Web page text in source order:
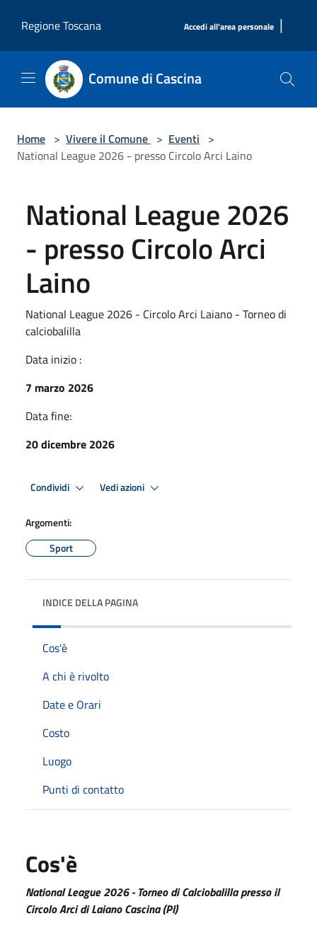
Regione Toscana
Accedi all'area personale |
Comune di Cascina
Home > Vivere il Comune > Eventi >
National League 2026 - presso Circolo Arci Laino
National League 2026
- presso Circolo Arci
Laino
National League 2026 - Circolo Arci Laiano - Torneo di
calciobalilla
Data inizio :
7 marzo 2026
Data fine:
20 dicembre 2026
Condividi Vedi azioni
Argomenti:
Sport
INDICE DELLA PAGINA
Cos'è
A chi è rivolto
Date e Orari
Costo
Luogo
Punti di contatto
Cos'è
National League 2026 - Torneo di Calciobalilla presso il
Circolo Arci di Laiano Cascina (PI)